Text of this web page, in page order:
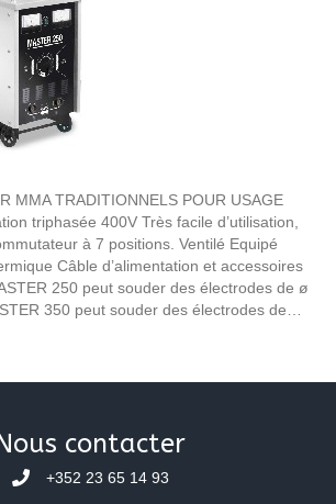
MMA TRADITIONNELS POUR USAGE
triphasée 400V Très facile d’utilisation,
à 7 positions. Ventilé Equipé
Câble d’alimentation et accessoires
250 peut souder des électrodes de ø
350 peut souder des électrodes de…
contacter
+352 23 65 14 93